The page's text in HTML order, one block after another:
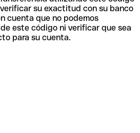
su exactitud con su banco
cuenta que no podemos
este código ni verificar que sea
para su cuenta.